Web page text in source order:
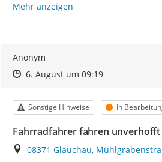
Mehr anzeigen
Anonym
Zeitpunkt des Erstellens
Zeitpunkt des Erstellens
6. August um 09:19Zur Äußerung
Kategorie
Sonstige Hinweise Status
In
Fahrradfahrer fahren unverhofft
Ort
08371 Glauchau,